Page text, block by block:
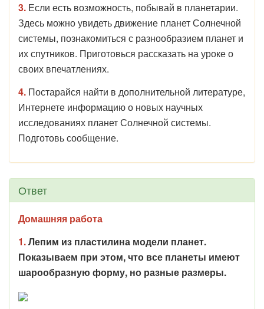
3. Если есть возможность, побывай в планетарии.
Здесь можно увидеть движение планет Солнечной
системы, познакомиться с разнообразием планет и
их спутников. Приготовься рассказать на уроке о
своих впечатлениях.
4. Постарайся найти в дополнительной литературе,
Интернете информацию о новых научных
исследованиях планет Солнечной системы.
Подготовь сообщение.
Ответ
Домашняя работа
1.Лепим из пластилина модели планет.
Показываем при этом, что все планеты имеют
шарообразную форму, но разные размеры.